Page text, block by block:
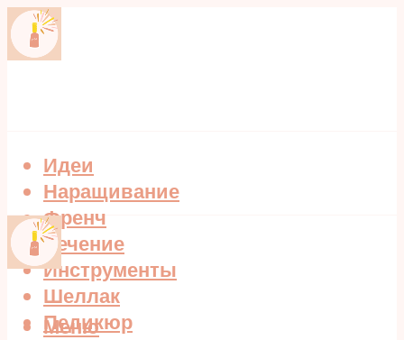
Идеи
Наращивание
Френч
Лечение
Инструменты
Шеллак
Педикюр
Меню